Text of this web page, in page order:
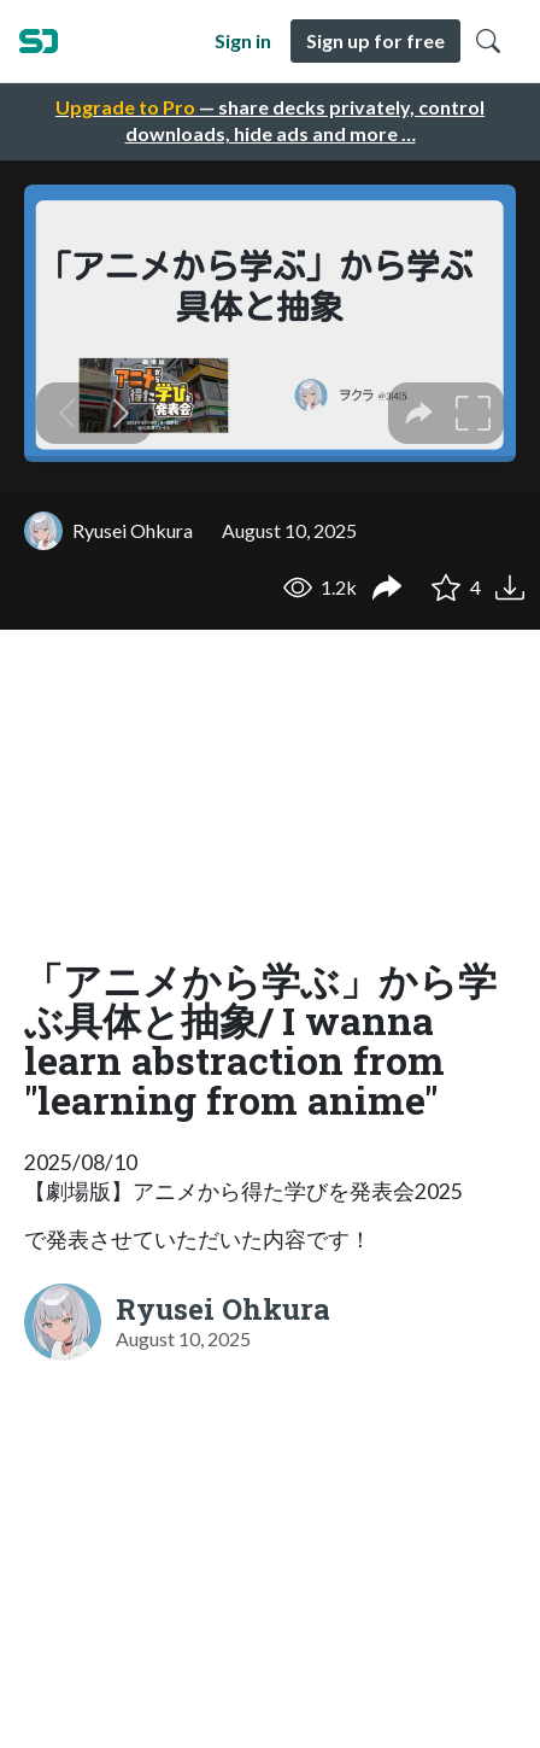
Upgrade to Pro — share decks privately, control
downloads, hide ads and more …
Sign in Sign up for free
Ryusei Ohkura August 10, 2025
1.2k 4
「アニメから学ぶ」から学
ぶ具体と抽象/ I wanna
learn abstraction from
"learning from anime"
2025/08/10
【劇場版】アニメから得た学びを発表会2025
で発表させていただいた内容です！
Ryusei Ohkura
August 10, 2025